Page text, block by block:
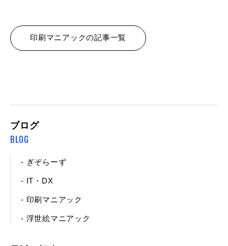
印刷マニアックの記事一覧
ブログ
BLOG
- ぎぞらーず
- IT・DX
- 印刷マニアック
- 浮世絵マニアック